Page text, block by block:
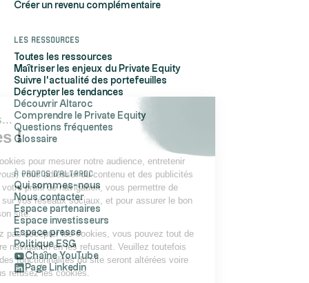
Salut c'est nous...
les Cookies !
Altaroc utilise des cookies pour mesurer notre audience, entretenir
notre relation avec vous, vous adresser du contenu et des publicités
personnalisés selon votre profil de navigation, vous permettre de
partager du contenu sur vos réseaux sociaux, et pour assurer le bon
fonctionnement de son site.
Si vous ne souhaitez pas accepter les cookies, vous pouvez tout de
même continuer votre navigation en les refusant. Veuillez toutefois
noter que certaines des fonctionnalités du site seront altérées voire
inaccessibles si vous refusez les cookies.
Créer un revenu complémentaire
Les ressources
Toutes les ressources
Maîtriser les enjeux du Private Equity
Suivre l'actualité des portefeuilles
Décrypter les tendances
Découvrir Altaroc
Comprendre le Private Equity
Questions fréquentes
Glossaire
À propos d'Altaroc
Qui sommes-nous
Nous contacter
Espace partenaires
Espace investisseurs
Espace presse
Politique ESG
Chaîne YouTube
Page Linkedin